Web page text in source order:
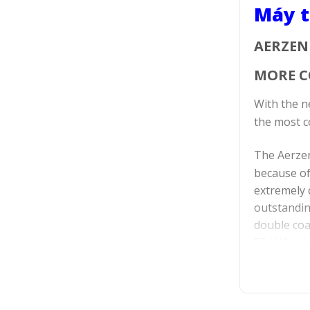
Máy
MORE
With the
the most
The
because
extremely
double
throttle